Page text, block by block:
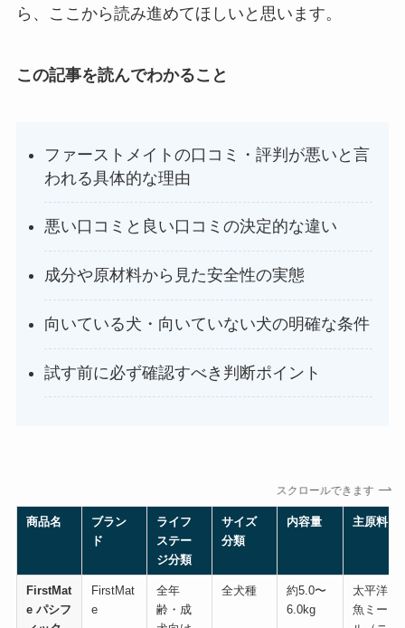
ら、ここから読み進めてほしいと思います。
この記事を読んでわかること
ファーストメイトの口コミ・評判が悪いと言
われる具体的な理由
悪い口コミと良い口コミの決定的な違い
成分や原材料から見た安全性の実態
向いている犬・向いていない犬の明確な条件
試す前に必ず確認すべき判断ポイント
スクロールできます
商品名
ブラン
ド
ライフ
ステー
ジ分類
サイズ
分類
内容量 主原料
FirstMat
e パシフ
FirstMat
e
全年
齢・成
全犬種
約5.0〜
6.0kg
太平洋
魚ミー